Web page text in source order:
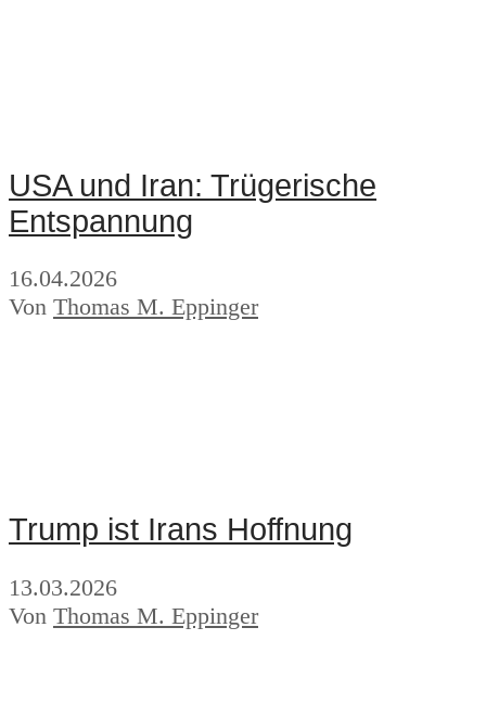
USA und Iran: Trügerische
Entspannung
16.04.2026
Von Thomas M. Eppinger
Trump ist Irans Hoffnung
13.03.2026
Von Thomas M. Eppinger